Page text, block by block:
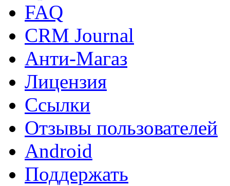
FAQ
CRM Journal
Анти-Магаз
Лицензия
Ссылки
Отзывы пользователей
Android
Поддержать